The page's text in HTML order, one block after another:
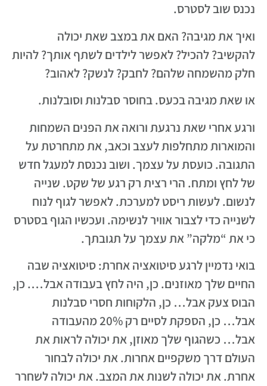
נכנס שוב לסטרס.
ואיך את מגיבה? האם את במצב שאת יכולה
להקשיב? להכיל? לאפשר לילדים לשתף אותך? להיות
חלק מהשמחה שלהם? לחבק? לנשק? לאהוב?
או שאת מגיבה בכעס. בחוסר סבלנות וסובלנות.
ורגע אחרי שאת נרגעת ורואה את הפנים השמחות
והמוארות מתחלפות לעצב וכאב, את מתחרטת על
התגובה. כועסת על עצמך. ושוב נכנסת למעגל חדש
של לחץ ומתח. הרי רצית רק רגע של שקט. שנייה
לנשום. לעשות ריסט למערכת. לאפשר לגוף לנוח
לשנייה כדי לצבור אוויר לנשימה. ועכשיו הגוף בסטרס
כי את “מלקה” את עצמך על תגובתך.
בואי נדמיין לרגע סיטואציה אחרת: סיטואציה שבה
החיים שלך מאוזנים. כן, היה לחץ בעבודה אבל…. כן,
הבוס צעק אבל… כן, הלקוחות חסרי סבלנות
אבל… כן, הספקת לסיים רק 20% מהעבודה
אבל… כשהגוף שלך מאוזן, את יכולה לראות את
העולם דרך משקפיים אחרות. את יכולה לבחור
אחרת. את יכולה לשנות את המצב. את יכולה לשחרר